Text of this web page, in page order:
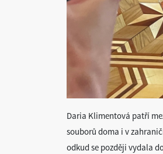
Daria Klimentová patří
souborů doma i v
odkud se později vydala